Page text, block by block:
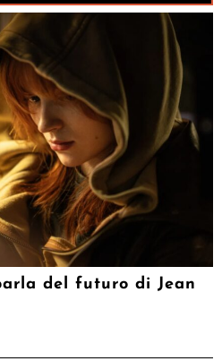
del futuro di Jean